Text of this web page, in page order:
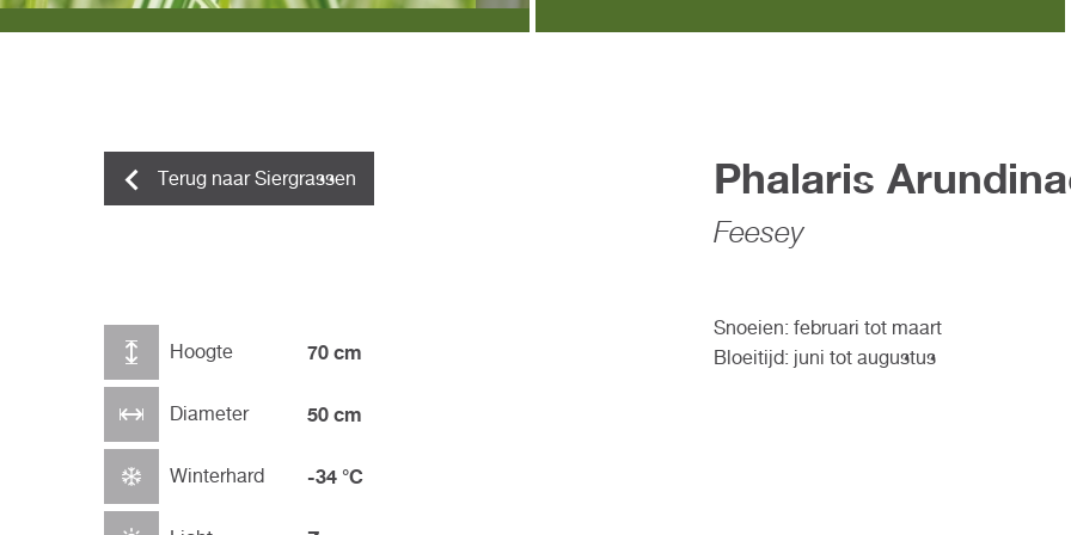
Terug naar Siergrassen
Hoogte 70 cm
Diameter 50 cm
Winterhard -34 °C
Phalaris
Feesey
Snoeien: februari tot maart
Bloeitijd: juni tot augustus